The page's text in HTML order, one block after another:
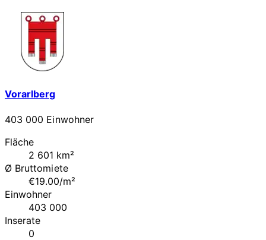
Vorarlberg
403 000 Einwohner
Fläche
2 601 km²
Ø Bruttomiete
€19.00/m²
Einwohner
403 000
Inserate
0